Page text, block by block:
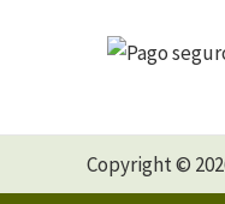
Copyright ©